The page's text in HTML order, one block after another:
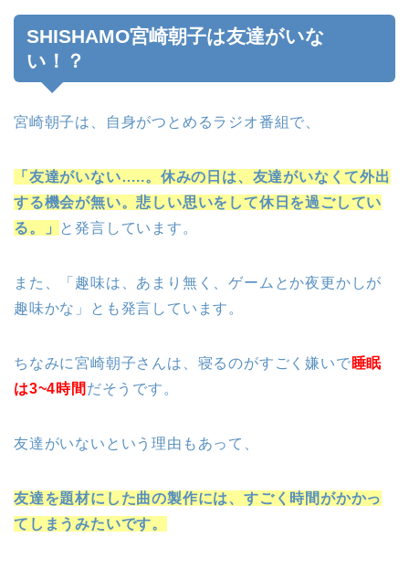
SHISHAMO宮崎朝子は友達がいな
い！？
宮崎朝子は、自身がつとめるラジオ番組で、
「友達がいない…..。休みの日は、友達がいなくて外出
する機会が無い。悲しい思いをして休日を過ごしてい
る。」 と発言しています。
また、「趣味は、あまり無く、ゲームとか夜更かしが
趣味かな」とも発言しています。
ちなみに宮崎朝子さんは、寝るのがすごく嫌いで睡眠
は3~4時間 だそうです。
友達がいないという理由もあって、
友達を題材にした曲の製作には、すごく時間がかかっ
てしまうみたいです。